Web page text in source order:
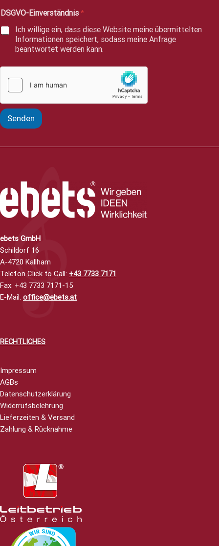
tDSGVO-Einverständnis *
Ich willige ein, dass diese Website meine übermittelten
Informationen speichert, sodass meine Anfrage
beantwortet werden kann.
Senden
ebets GmbH
Schildorf 16
A-4720 Kallham
Telefon Click to Call : +43 7733 7171
Fax: +43 7733 7171-15
E-Mail: office@ebets.at
RECHTLICHES
Impressum
AGBs
Datenschutzerklärung
Widerrufsbelehrung
Lieferzeiten & Versand
Zahlung & Rücknahme